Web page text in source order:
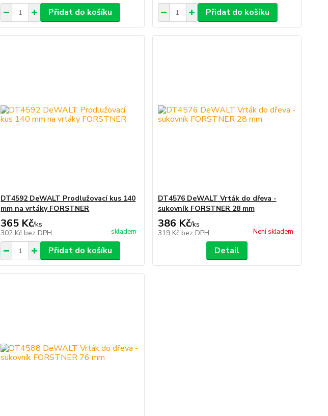
Přidat do košíku Přidat do košíku
DT4592 DeWALT Prodlužovací kus 140
mm na vrtáky FORSTNER
365 Kč/ks
302 Kč bez DPH skladem
Přidat do košíku
DT4576 DeWALT Vrták do dřeva -
sukovník FORSTNER 28 mm
386 Kč/ks
319 Kč bez DPH Není skladem
Detail